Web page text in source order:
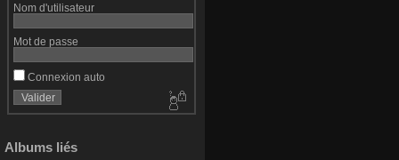
Nom d'utilisateur
Mot de passe
Connexion auto
Albums liés